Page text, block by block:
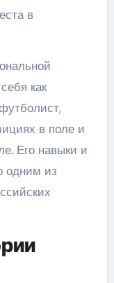
в
как
в поле и
Его навыки и
одним из